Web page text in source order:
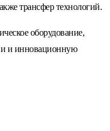
трансфер технологий.
оборудование,
и инновационную